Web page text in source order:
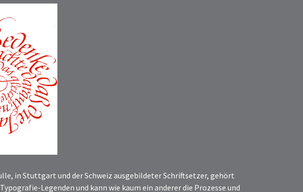
in Stuttgart und der Schweiz ausgebildeter Schriftsetzer, gehört
Legenden und kann wie kaum ein anderer die Prozesse und